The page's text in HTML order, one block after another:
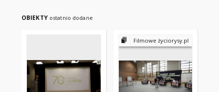
OBIEKTY ostatnio dodane
Filmowe życiorysy.pl